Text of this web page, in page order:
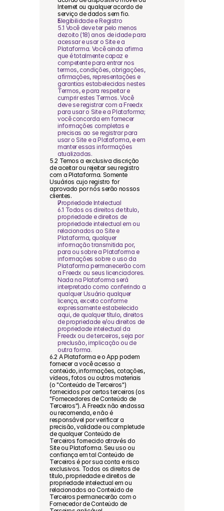
Internet ou qualquer acordo de
serviço de dados sem fio.
Elegibilidade e Registro
5.1 Você deve ter pelo menos
dezoito (18) anos de idade para
acessar e usar o Site e a
Plataforma. Você ainda afirma
que é totalmente capaz e
competente para entrar nos
termos, condições, obrigações,
afirmações, representações e
garantias estabelecidas nestes
Termos, e para respeitar e
cumprir estes Termos. Você
deve se registrar com a Freedx
para usar o Site e a Plataforma;
você concorda em fornecer
informações completas e
precisas ao se registrar para
usar o Site e a Plataforma, e em
manter essas informações
atualizadas.
5.2 Temos a exclusiva discrição
de aceitar ou rejeitar seu registro
com a Plataforma. Somente
Usuários cujo registro for
aprovado por nós serão nossos
clientes.
Propriedade Intelectual
6.1 Todos os direitos de título,
propriedade e direitos de
propriedade intelectual em ou
relacionados ao Site e
Plataforma, qualquer
informação transmitida por,
para ou sobre a Plataforma e
informações sobre o uso da
Plataforma permanecerão com
a Freedx ou seus licenciadores.
Nada na Plataforma será
interpretado como conferindo a
qualquer Usuário qualquer
licença, exceto conforme
expressamente estabelecido
aqui, de qualquer título, direitos
de propriedade e/ou direitos de
propriedade intelectual da
Freedx ou de terceiros, seja por
preclusão, implicação ou de
outra forma.
6.2 A Plataforma e o App podem
fornecer a você acesso a
conteúdo, informações, cotações,
vídeos, fotos ou outros materiais
(o "Conteúdo de Terceiros")
fornecidos por certos terceiros (os
"Fornecedores de Conteúdo de
Terceiros"). A Freedx não endossa
ou recomenda, e não é
responsável por verificar a
precisão, validade ou completude
de qualquer Conteúdo de
Terceiros fornecido através do
Site ou Plataforma. Seu uso ou
confiança em tal Conteúdo de
Terceiros é por sua conta e risco
exclusivos. Todos os direitos de
título, propriedade e direitos de
propriedade intelectual em ou
relacionados ao Conteúdo de
Terceiros permanecerão com o
Fornecedor de Conteúdo de